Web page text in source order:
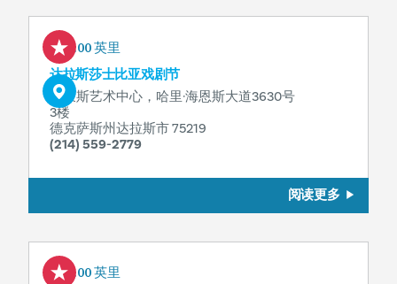
0.00 英里
达拉斯莎士比亚戏剧节
萨蒙斯艺术中心，哈里·海恩斯大道3630号
3楼
德克萨斯州达拉斯市 75219
(214) 559-2779
阅读更多
0.00 英里